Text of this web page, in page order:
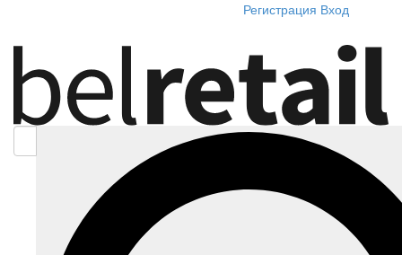
Регистрация Вход